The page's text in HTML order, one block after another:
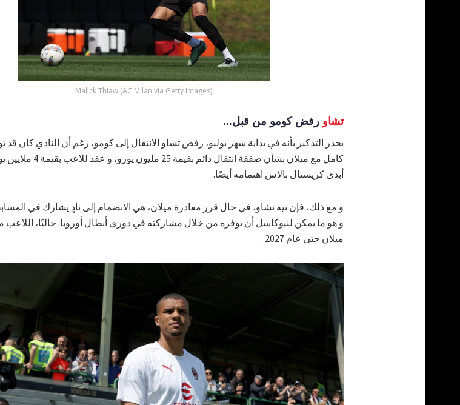
Malick Thiaw (AC Milan via Getty Images)
تشاو رفض كومو من قبل...
يجدر التذكير بأنه في بداية شهر يوليو، رفض تشاو الانتقال إلى كومو، رغم أن النادي كان قد
كامل مع ميلان بشأن صفقة انتقال
أبدى كريستال بالاس اهتمامه أيضًا.
و مع ذلك، فإن نية تشاو، في حال قرر مغادرة ميلان، هي الانضمام إلى نادٍ يشارك في
و هو ما يمكن لنيوكاسل أن يوفره من خلال مشاركته في دوري أبطال أوروبا. حاليًا، اللاعب
ميلان حتى عام 2027.